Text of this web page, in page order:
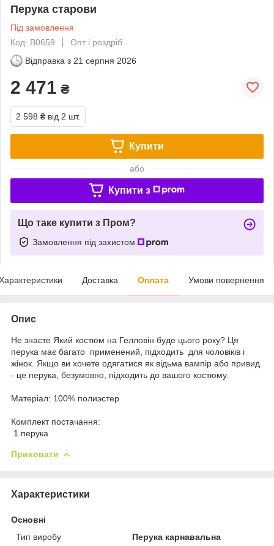
Перука старови
Під замовлення
Код: B0659
Опт і роздріб
Відправка з 21 серпня 2026
2 471 ₴
2 598 ₴ від 2 шт.
Купити
або
Купити з
Що таке купити з Пром?
Замовлення під захистом
Доставка Оплата Умови повернення
Опис
Не знаєте Який костюм на Гелловін буде цього року? Ця
перука має багато применений, підходить для чоловіків і
жінок Якщо ви хочете одягатися як відьма вампір або привид
- це перука , безумовно, підходить до вашого костюму.
Матеріал: 100% полиэстер
Комплект постачання:
1 перука
Приховати
Характеристики
Основні
Тип виробу
Перука карнавальна